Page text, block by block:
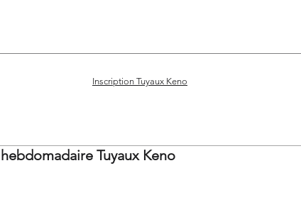
Inscription Tuyaux Keno
Tuyaux Keno